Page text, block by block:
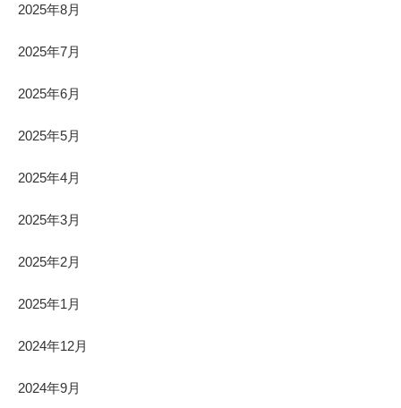
2025年8月
2025年7月
2025年6月
2025年5月
2025年4月
2025年3月
2025年2月
2025年1月
2024年12月
2024年9月